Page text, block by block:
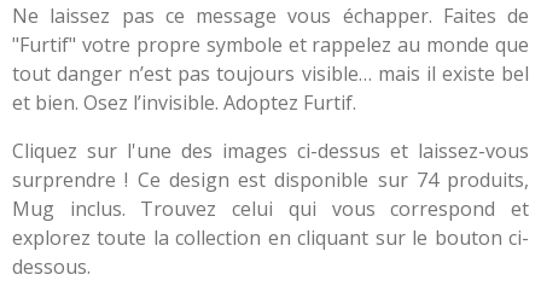
Ne laissez pas ce message vous échapper. Faites de
"Furtif" votre propre symbole et rappelez au monde que
tout danger n’est pas toujours visible… mais il existe bel
et bien. Osez l’invisible. Adoptez Furtif.
Cliquez sur l'une des images ci-dessus et laissez-vous
surprendre ! Ce design est disponible sur 74 produits,
Mug inclus. Trouvez celui qui vous correspond et
explorez toute la collection en cliquant sur le bouton ci-
dessous.